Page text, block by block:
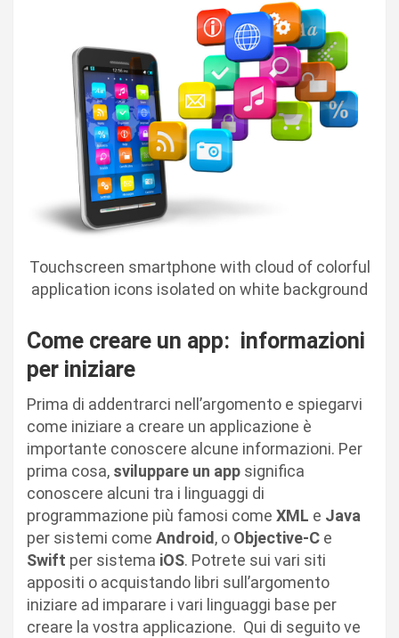
Touchscreen smartphone with cloud of colorful
application icons isolated on white background
Come creare un app: informazioni
per iniziare
Prima di addentrarci nell’argomento e spiegarvi
come iniziare a creare un applicazione è
importante conoscere alcune informazioni. Per
prima cosa, sviluppare un app significa
conoscere alcuni tra i linguaggi di
programmazione più famosi come XML e Java
per sistemi come Android, o Objective-C e
Swift per sistema iOS. Potrete sui vari siti
appositi o acquistando libri sull’argomento
iniziare ad imparare i vari linguaggi base per
creare la vostra applicazione. Qui di seguito ve